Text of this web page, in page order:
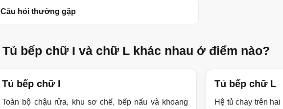
Câu hỏi thường gặp
Tủ bếp chữ I và chữ L khác nhau ở điểm nào?
Tủ bếp chữ I
Toàn bộ chậu rửa, khu sơ chế, bếp nấu và khoang
Tủ bếp chữ L
Hệ tủ chạy trên